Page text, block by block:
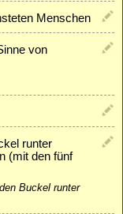
Menschen
von
runter
(mit den fünf
Buckel runter